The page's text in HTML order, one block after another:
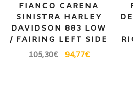
FIANCO CARENA
SINISTRA HARLEY
DAVIDSON 883 LOW
/ FAIRING LEFT SIDE
105,30€ 94,77€